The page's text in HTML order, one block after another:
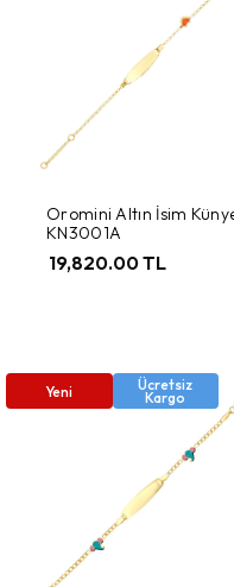
Oromini Altın İsim
KN3001A
19,820.00 TL
Yeni Ücretsiz
Kargo